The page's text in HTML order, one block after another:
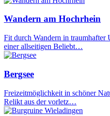
Wandern am Hochrhein
Fit durch Wandern in traumhafter
einer allseitigen Beliebt…
Bergsee
Freizeitmöglichkeit in schöner
Relikt aus der vorletz…